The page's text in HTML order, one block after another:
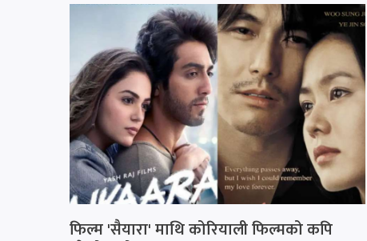
फिल्म 'सैयारा' माथि कोरियाली फिल्मको कपि